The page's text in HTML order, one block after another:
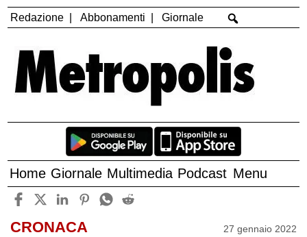
Redazione Abbonamenti Giornale
Home Giornale Multimedia Podcast Menu
CRONACA 27 gennaio 2022